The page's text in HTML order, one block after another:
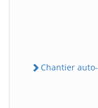
Chantier